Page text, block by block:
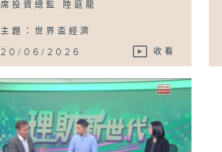
席投資總監 陸庭龍
主題：世界盃經濟
...
20/06/2026 收看